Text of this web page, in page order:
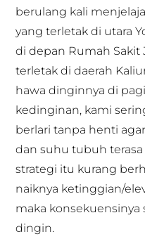
berulang kali
yang terletak di utara
di depan Rumah Sakit
terletak di daerah
hawa dinginnya di
kedinginan, kami
berlari tanpa henti
dan suhu tubuh
strategi itu kurang
naiknya ketinggian/
maka
dingin.